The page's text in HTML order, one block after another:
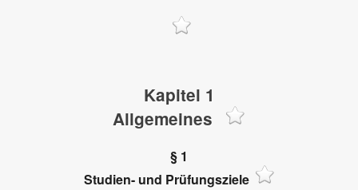
Kapitel 1
Allgemeines
§ 1
Studien- und Prüfungsziele